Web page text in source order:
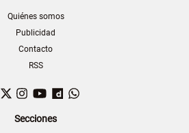
Quiénes somos
Publicidad
Contacto
RSS
Facebook
TwitterInstagram
YouTubeDailymotion
Secciones